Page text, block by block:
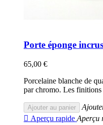
Porte éponge
65,00 €
Porcelaine blanche de
par chromo. Les finitions
Ajouter au panier
 Aperçu rapide Aperçu